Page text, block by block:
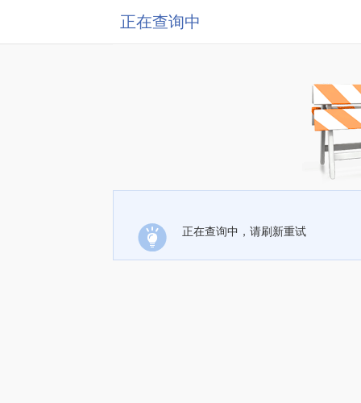
正在查询中
正在查询中，请刷新重试